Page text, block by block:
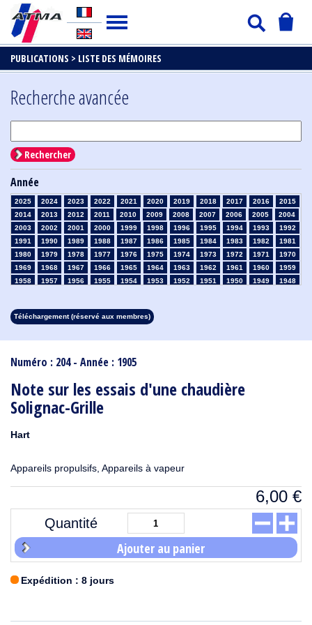
PUBLICATIONS > LISTE DES MÉMOIRES
Numéro : 204 - Année : 1905
Note sur les essais d'une chaudière
Solignac-Grille
Hart
Appareils propulsifs, Appareils à vapeur
6,00 €
Quantité
Ajouter au panier
Expédition : 8 jours
Recherche avancée
Rechercher
Année
2025 2024 2023 2022 2021 2020 2019 2018 2017 2016
2015
2014
2013 2012 2011 2010 2009 2008 2007 2006 2005
2004
2003
2002 2001 2000 1999 1998 1996 1995 1994 1993
1992
1991
1990 1989 1988 1987 1986 1985 1984 1983 1982
1981
1980
1979 1978 1977 1976 1975 1974 1973 1972 1971
1970
1969
1968 1967 1966 1965 1964 1963 1962 1961 1960
1959
1958
1957 1956 1955 1954 1953 1952 1951 1950 1949
1948
1913
1912 1911 1910 1909 1908
Téléchargement (réservé aux membres)